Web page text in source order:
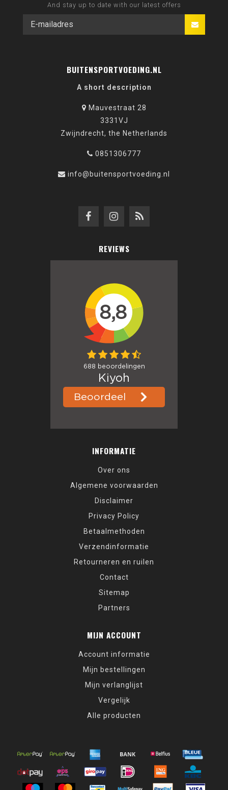
And stay up to date with our latest offers
BUITENSPORTVOEDING.NL
A short description
Mauvestraat 28
3331VJ
Zwijndrecht, the Netherlands
0851306777
info@buitensportvoeding.nl
REVIEWS
INFORMATIE
Over ons
Algemene voorwaarden
Disclaimer
Privacy Policy
Betaalmethoden
Verzendinformatie
Retourneren en ruilen
Contact
Sitemap
Partners
MIJN ACCOUNT
Account informatie
Mijn bestellingen
Mijn verlanglijst
Vergelijk
Alle producten